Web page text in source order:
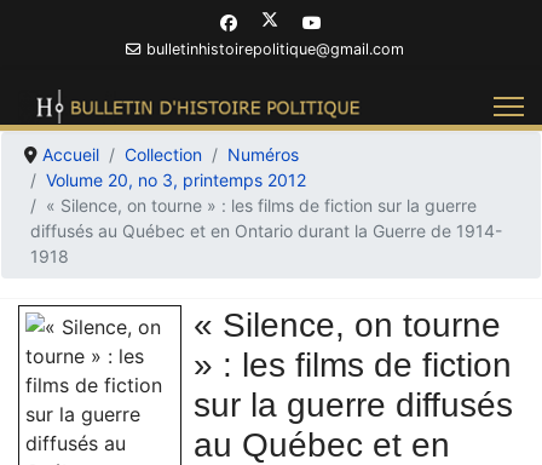
bulletinhistoirepolitique@gmail.com
Accueil Collection
Numéros
Volume 20, no 3, printemps 2012
« Silence, on tourne » : les films de fiction sur la guerre
diffusés au Québec et en Ontario durant la Guerre de 1914-
1918
« Silence, on tourne
» : les films de fiction
sur la guerre diffusés
au Québec et en